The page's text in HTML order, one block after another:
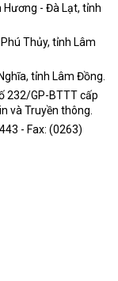
Hương - Đà Lạt, tỉnh
Thủy, tỉnh Lâm
tỉnh Lâm Đồng.
232/GP-BTTT cấp
và Truyền thông.
- Fax: (0263)